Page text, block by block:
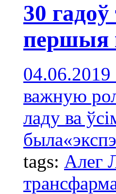
30
першыя
04.06.2019
важную
ладу ва
tags: Алег